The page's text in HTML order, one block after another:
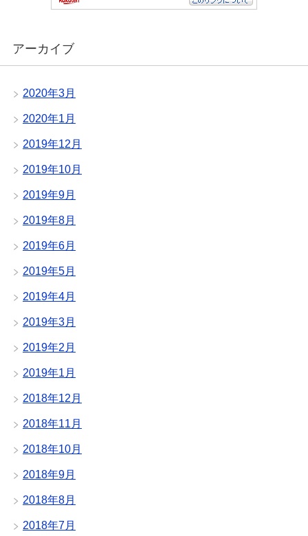
アーカイブ
2020年3月
2020年1月
2019年12月
2019年10月
2019年9月
2019年8月
2019年6月
2019年5月
2019年4月
2019年3月
2019年2月
2019年1月
2018年12月
2018年11月
2018年10月
2018年9月
2018年8月
2018年7月